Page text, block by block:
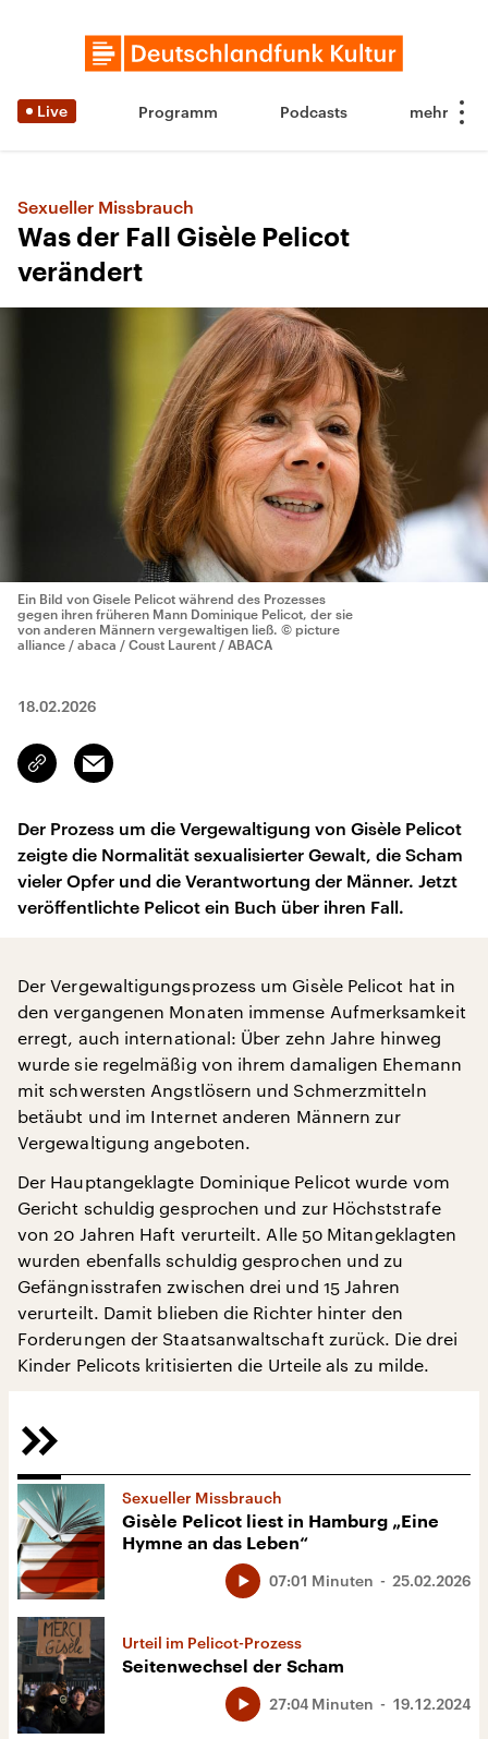
Live Programm Podcasts
Sexueller Missbrauch
Was der Fall Gisèle Pelicot
verändert
Ein Bild von Gisele Pelicot während des Prozesses
gegen ihren früheren Mann Dominique Pelicot, der sie
von anderen Männern vergewaltigen ließ. © picture
alliance / abaca / Coust Laurent / ABACA
18.02.2026
Link
kopieren/teilen
Email
Der Prozess um die Vergewaltigung von Gisèle Pelicot
zeigte die Normalität sexualisierter Gewalt, die Scham
vieler Opfer und die Verantwortung der Männer. Jetzt
veröffentlichte Pelicot ein Buch über ihren Fall.
Der Vergewaltigungsprozess um Gisèle Pelicot hat in
den vergangenen Monaten immense Aufmerksamkeit
erregt, auch international: Über zehn Jahre hinweg
wurde sie regelmäßig von ihrem damaligen Ehemann
mit schwersten Angstlösern und Schmerzmitteln
betäubt und im Internet anderen Männern zur
Vergewaltigung angeboten.
Der Hauptangeklagte Dominique Pelicot wurde vom
Gericht schuldig gesprochen und zur Höchststrafe
von 20 Jahren Haft verurteilt. Alle 50 Mitangeklagten
wurden ebenfalls schuldig gesprochen und zu
Gefängnisstrafen zwischen drei und 15 Jahren
verurteilt. Damit blieben die Richter hinter den
Forderungen der Staatsanwaltschaft zurück. Die drei
Kinder Pelicots kritisierten die Urteile als zu milde.
Sexueller Missbrauch
Gisèle Pelicot liest in Hamburg „Eine
Hymne an das Leben“
25.02.2026
07:01 Minuten
Urteil im Pelicot-Prozess
Seitenwechsel der Scham
19.12.2024
27:04 Minuten